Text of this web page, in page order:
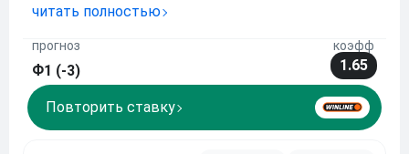
оставляют желать лучшего. Так из шести
всего две, и ей будет тяжело навязать борьбу
своей более именитой п
читать полностью
прогноз
Ф1 (-3)
коэфф
1.65
Повторить ставку